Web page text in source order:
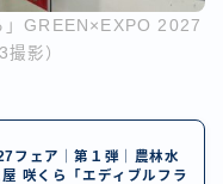
」GREEN×EXPO 2027
影）
フェア｜第１弾｜農林水
咲くら「エディブルフラ